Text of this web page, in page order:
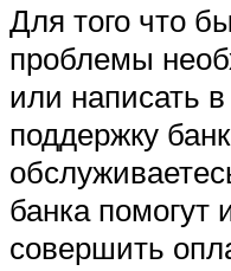
Для того что
проблемы
или написать
поддержку
банка помогут
совершить